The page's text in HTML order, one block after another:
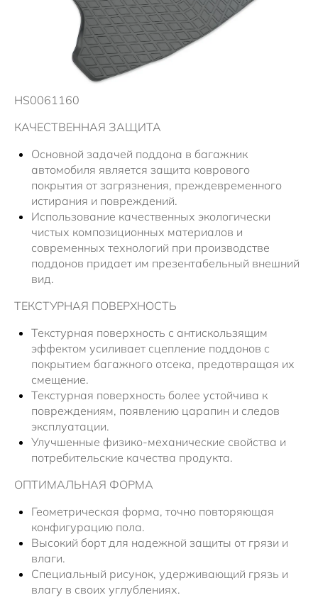
Новости
HS0061160
КАЧЕСТВЕННАЯ ЗАЩИТА
Основной задачей поддона в багажник
автомобиля является защита коврового
покрытия от загрязнения, преждевременного
истирания и повреждений.
Использование качественных экологически
чистых композиционных материалов и
современных технологий при производстве
поддонов придает им презентабельный внешний
вид.
ТЕКСТУРНАЯ ПОВЕРХНОСТЬ
Текстурная поверхность с антискользящим
эффектом усиливает сцепление поддонов с
покрытием багажного отсека, предотвращая их
смещение.
Текстурная поверхность более устойчива к
повреждениям, появлению царапин и следов
эксплуатации.
Улучшенные физико-механические свойства и
потребительские качества продукта.
ОПТИМАЛЬНАЯ ФОРМА
Геометрическая форма, точно повторяющая
конфигурацию пола.
Высокий борт для надежной защиты от грязи и
влаги.
Специальный рисунок, удерживающий грязь и
влагу в своих углублениях.